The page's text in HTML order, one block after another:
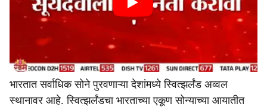
भारतात सर्वाधिक सोने पुरवणाऱ्या देशांमध्ये स्वित्झर्लंड अव्वल
स्थानावर आहे. स्वित्झर्लंडचा भारताच्या एकूण सोन्याच्या आयातीत